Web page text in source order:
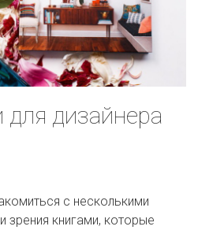
дизайнера
с несколькими
зрения книгами, которые